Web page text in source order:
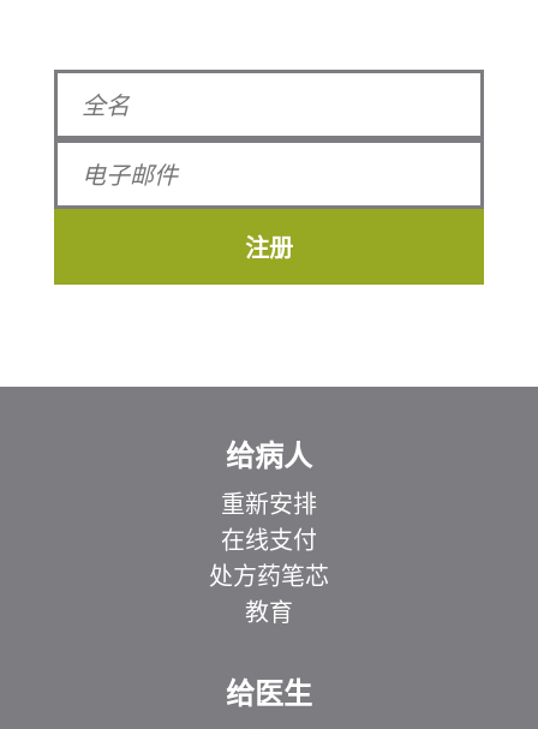
注册
给病人
重新安排
在线支付
处方药笔芯
教育
给医生